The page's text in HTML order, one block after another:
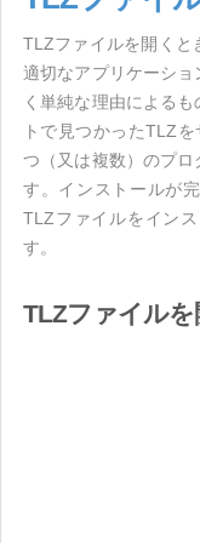
TLZファイルを開くと
適切なアプリケーシ
く単純な理由による
トで見つかったTLZ
つ（又は複数）のプ
す。インストールが
TLZファイルをイン
す。
TLZファイル